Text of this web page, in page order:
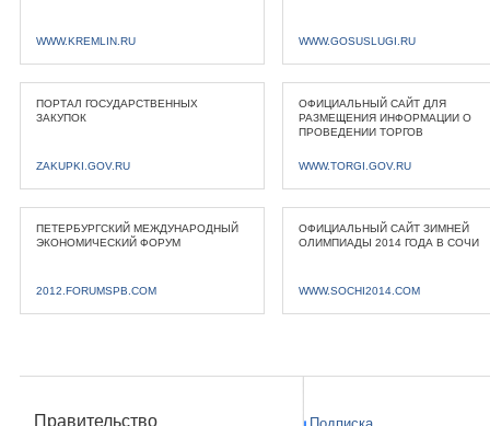
WWW.KREMLIN.RU WWW.GOSUSLUGI.RU
ПОРТАЛ ГОСУДАРСТВЕННЫХ
ЗАКУПОК
ZAKUPKI.GOV.RU
ОФИЦИАЛЬНЫЙ САЙТ ДЛЯ
РАЗМЕЩЕНИЯ ИНФОРМАЦИИ О
ПРОВЕДЕНИИ ТОРГОВ
WWW.TORGI.GOV.RU
ПЕТЕРБУРГСКИЙ МЕЖДУНАРОДНЫЙ
ЭКОНОМИЧЕСКИЙ ФОРУМ
2012.FORUMSPB.COM
ОФИЦИАЛЬНЫЙ САЙТ ЗИМНЕЙ
ОЛИМПИАДЫ 2014 ГОДА В СОЧИ
WWW.SOCHI2014.COM
Правительство